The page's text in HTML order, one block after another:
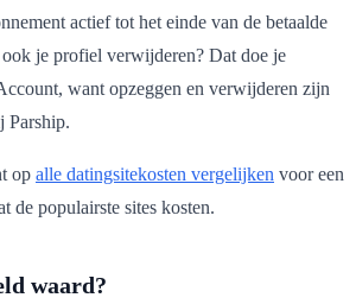
actief tot het einde van de betaalde
je profiel verwijderen? Dat doe je
want opzeggen en verwijderen zijn
Parship.
op alle datingsitekosten vergelijken voor een
de populairste sites kosten.
waard?